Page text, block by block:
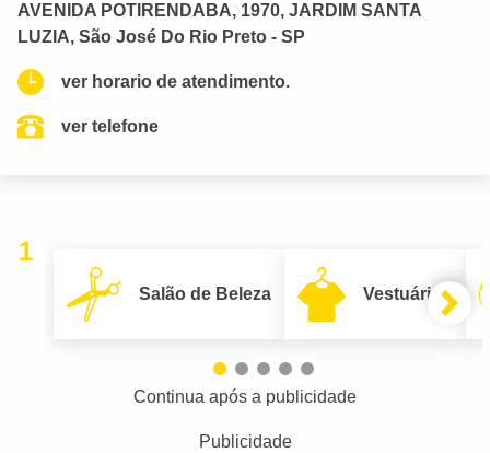
AVENIDA POTIRENDABA, 1970, JARDIM SANTA
LUZIA, São José Do Rio Preto - SP
ver horario de atendimento.
ver telefone
1
Salão de Beleza Vestuário
Continua após a publicidade
Publicidade